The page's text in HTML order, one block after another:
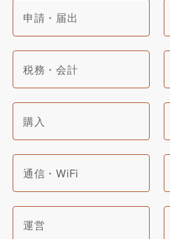
申請・届出
税務・会計
購入
通信・WiFi
運営